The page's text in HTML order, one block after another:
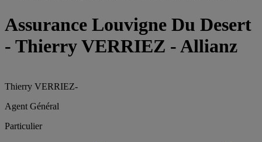
Assurance Louvigne Du Desert
- Thierry VERRIEZ - Allianz
Thierry VERRIEZ-
Agent Général
Particulier